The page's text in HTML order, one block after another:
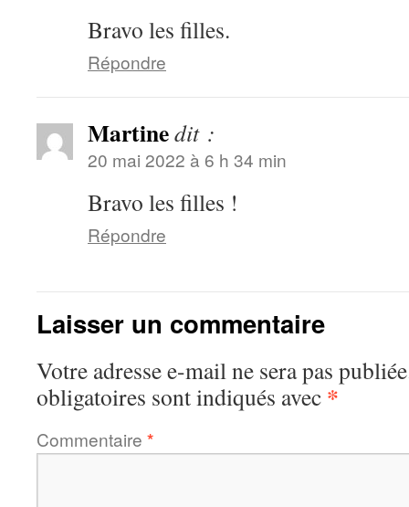
Bravo les filles.
Répondre
Martinedit :
20 mai 2022 à 6 h 34 min
Bravo les filles !
Répondre
Laisser un commentaire
Votre adresse e-mail ne sera pas
obligatoires sont indiqués avec *
Commentaire *